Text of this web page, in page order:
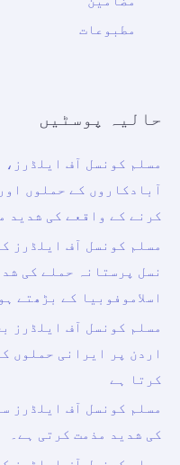
مطبوعات
حالیہ پوسٹیں
مسلم کونسل آف
آبادکاروں کے حملوں
کرنے کے واقعے کی شدید
مسلم کونسل آف ایلڈرز
نسل پرستانہ حملے کی
اسلاموفوبیا کے بڑھتے
مسلم کونسل آف ایلڈرز
اردن پر ایرانی حملوں
کرتا ہے
مسلم کونسل آف ایلڈرز
کی شدید مذمت کرتی ہے۔